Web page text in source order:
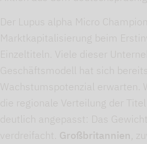
Der Lupus alpha Micro
Marktkapitalisierung beim
Einzeltiteln. Viele dieser
Geschäftsmodell hat sich
Wachstumspotenzial erwarten.
die regionale Verteilung der
deutlich angepasst: Das
verdreifacht. Großbritannien,